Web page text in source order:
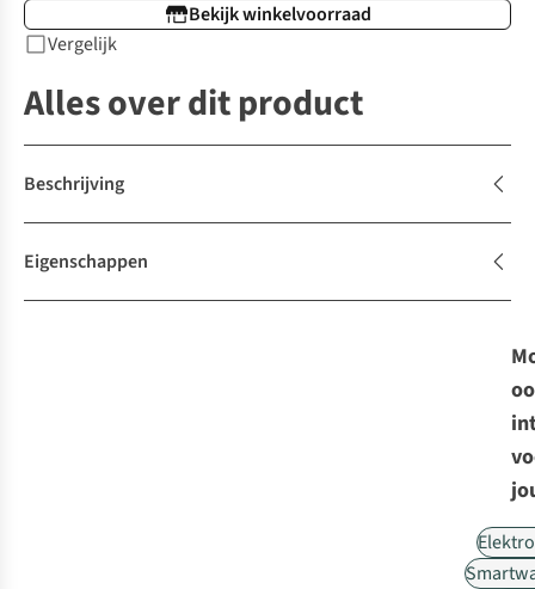
Bekijk winkelvoorraad
Vergelijk
Alles over dit product
Beschrijving
Eigenschappen